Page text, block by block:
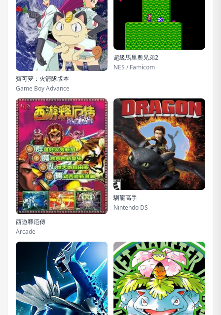
寶可夢：火箭隊版本
Game Boy Advance
超級馬里奧兄弟2
NES / Famicom
西遊釋厄傳
Arcade
馴龍高手
Nintendo DS